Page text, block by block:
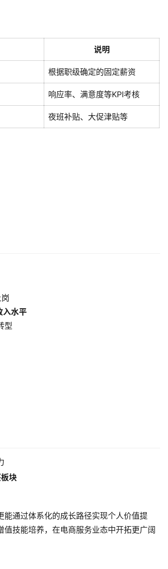
说明
根据职级确定的固定薪资
响应率、满意度等KPI考核
夜班补贴、大促津贴等
入水平
型
块
通过体系化的成长路径实现个人价值提
技能培养，在电商服务业态中开拓更广阔